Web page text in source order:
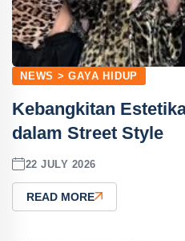
NEWS > GAYA HIDUP
Kebangkitan
dalam Street Style
22 JULY 2026
READ MORE